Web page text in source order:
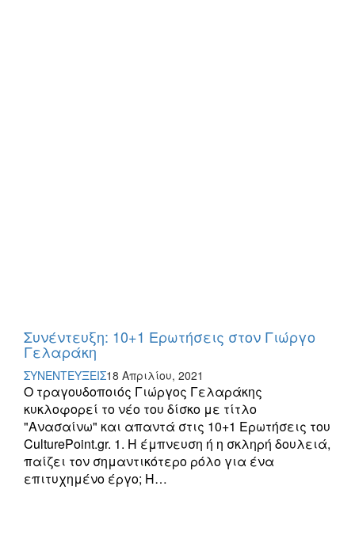
Συνέντευξη: 10+1 Ερωτήσεις στον Γιώργο
Γελαράκη
ΣΥΝΕΝΤΕΥΞΕΙΣ18 Απριλίου, 2021
Ο τραγουδοποιός Γιώργος Γελαράκης
κυκλοφορεί το νέο του δίσκο με τίτλο
"Ανασαίνω" και απαντά στις 10+1 Ερωτήσεις του
CulturePoint.gr. 1. Η έμπνευση ή η σκληρή δουλειά,
παίζει τον σημαντικότερο ρόλο για ένα
επιτυχημένο έργο; H…